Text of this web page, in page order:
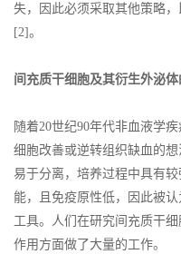
失，因此必须采取其他策略
[2]。
间充质干细胞及其衍生外泌
随着20世纪90年代非血液学
细胞改善或逆转组织缺血的
易于分离，培养过程中具有
能，且免疫原性低，因此被
工具。人们在研究间充质干
作用方面做了大量的工作。